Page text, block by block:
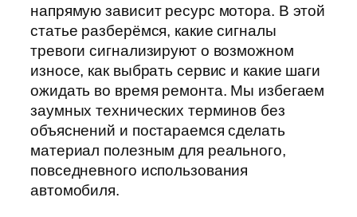
напрямую зависит ресурс мотора. В этой
статье разберёмся, какие сигналы
тревоги сигнализируют о возможном
износе, как выбрать сервис и какие шаги
ожидать во время ремонта. Мы избегаем
заумных технических терминов без
объяснений и постараемся сделать
материал полезным для реального,
повседневного использования
автомобиля.